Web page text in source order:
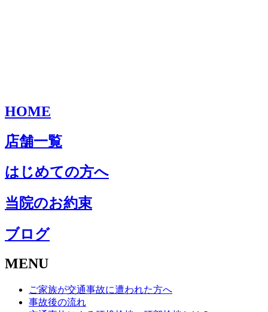
HOME
店舗一覧
はじめての方へ
当院のお約束
ブログ
MENU
ご家族が交通事故に遭われた方へ
事故後の流れ